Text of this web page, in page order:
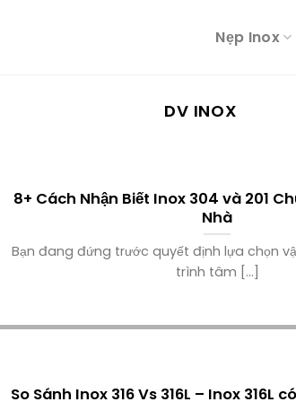
Nẹp Inox
DV INOX
8+ Cách Nhận Biết Inox 304 và 201
Nhà
Bạn đang đứng trước quyết định lựa chọn
trình tâm [...]
So Sánh Inox 316 Vs 316L – Inox 316L